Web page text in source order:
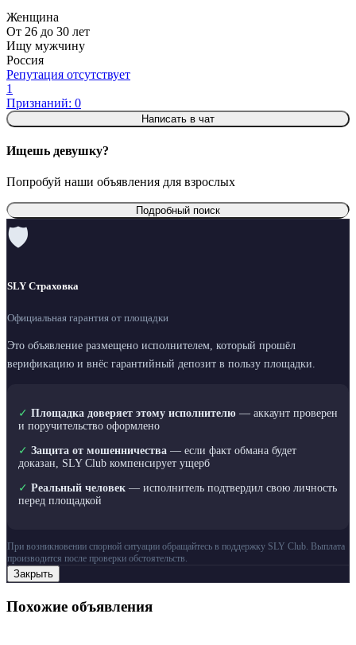
Женщина
От 26 до 30 лет
Ищу мужчину
Россия
Репутация отсутствует
1
Признаний: 0
Написать в чат
Ищешь девушку?
Попробуй наши объявления для взрослых
Подробный поиск
🛡
SLY Страховка
Официальная гарантия от площадки
Это объявление размещено исполнителем, который прошёл
верификацию и внёс гарантийный депозит в пользу площадки.
✓ Площадка доверяет этому исполнителю — аккаунт проверен
и поручительство оформлено
✓ Защита от мошенничества — если факт обмана будет
доказан, SLY Club компенсирует ущерб
✓ Реальный человек — исполнитель подтвердил свою личность
перед площадкой
При возникновении спорной ситуации обращайтесь в поддержку SLY Club. Выплата
производится после проверки обстоятельств.
Закрыть
Похожие объявления